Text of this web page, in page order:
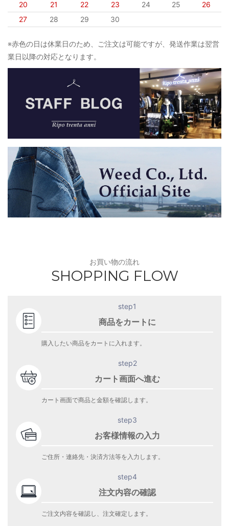
20
21 22 23 24 25
26
27
28 29 30
※赤色の日は休業日のため、ご注文は可能ですが、発送作業は翌営
業日以降の対応となります。
お買い物の流れ
SHOPPING FLOW
step1
商品をカートに
購入したい商品をカートに入れます。
step2
カート画面へ進む
カート画面で商品と金額を確認します。
step3
お客様情報の入力
ご住所・連絡先・決済方法等を入力します。
step4
注文内容の確認
ご注文内容を確認し、注文確定します。